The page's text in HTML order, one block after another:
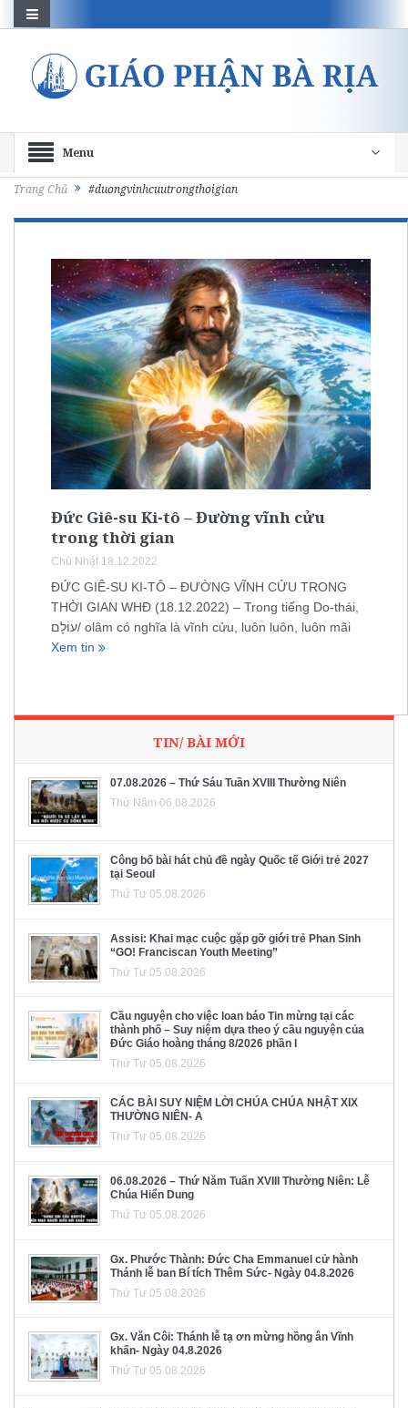
Menu
Trang Chủ #duongvinhcuutrongthoigian
Đức Giê-su Ki-tô – Đường vĩnh cửu
trong thời gian
Chủ Nhật 18.12.2022
ĐỨC GIÊ-SU KI-TÔ – ĐƯỜNG VĨNH CỬU TRONG
THỜI GIAN WHĐ (18.12.2022) – Trong tiếng Do-thái,
עוֹלָם/ olâm có nghĩa là vĩnh cửu, luôn luôn, luôn mãi
Xem tin
TIN/ BÀI MỚI
07.08.2026 – Thứ Sáu Tuần XVIII Thường Niên
Thứ Năm 06.08.2026
Công bố bài hát chủ đề ngày Quốc tế Giới trẻ 2027
tại Seoul
Thứ Tư 05.08.2026
Assisi: Khai mạc cuộc gặp gỡ giới trẻ Phan Sinh
“GO! Franciscan Youth Meeting”
Thứ Tư 05.08.2026
Cầu nguyện cho việc loan báo Tin mừng tại các
thành phố – Suy niệm dựa theo ý cầu nguyện của
Đức Giáo hoàng tháng 8/2026 phần I
Thứ Tư 05.08.2026
CÁC BÀI SUY NIỆM LỜI CHÚA CHÚA NHẬT XIX
THƯỜNG NIÊN- A
Thứ Tư 05.08.2026
06.08.2026 – Thứ Năm Tuần XVIII Thường Niên: Lễ
Chúa Hiển Dung
Thứ Tư 05.08.2026
Gx. Phước Thành: Đức Cha Emmanuel cử hành
Thánh lễ ban Bí tích Thêm Sức- Ngày 04.8.2026
Thứ Tư 05.08.2026
Gx. Văn Côi: Thánh lễ tạ ơn mừng hồng ân Vĩnh
khấn- Ngày 04.8.2026
Thứ Tư 05.08.2026